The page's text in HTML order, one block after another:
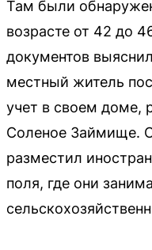
Там были
возрасте от 42 до
документов
местный житель
учет в своем доме,
Соленое Займище.
разместил
поля, где они